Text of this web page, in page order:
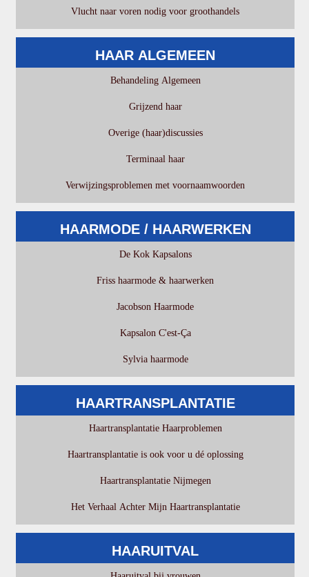
Vlucht naar voren nodig voor groothandels
HAAR ALGEMEEN
Behandeling Algemeen
Grijzend haar
Overige (haar)discussies
Terminaal haar
Verwijzingsproblemen met voornaamwoorden
HAARMODE / HAARWERKEN
De Kok Kapsalons
Friss haarmode & haarwerken
Jacobson Haarmode
Kapsalon C'est-Ça
Sylvia haarmode
HAARTRANSPLANTATIE
Haartransplantatie Haarproblemen
Haartransplantatie is ook voor u dé oplossing
Haartransplantatie Nijmegen
Het Verhaal Achter Mijn Haartransplantatie
HAARUITVAL